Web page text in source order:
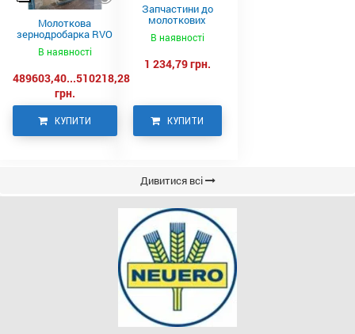
Молоткова
зернодробарка RVO
930 NEUERO
В наявності
489603,40...510218,28
грн.
КУПИТИ
Запчастини до
молоткових
дробарок RVO,
NEUERO
В наявності
1 234,79 грн.
КУПИТИ
Дивитися всі